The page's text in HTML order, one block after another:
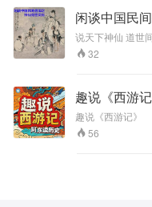
怪、美女画皮，
一个视角下的师
活智慧？ 我觉得
傅打妖怪啊！让
视角下的师徒四
子女、同事等各方
闲谈中国民
说天下神仙 道世
32
趣说《西游记
趣说《西游记》
56